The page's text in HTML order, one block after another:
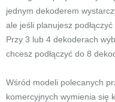
jednym dekoderem
ale jeśli planujesz
Przy 3 lub 4 dekoderach
chcesz podłączyć do 8
Wśród modeli polecanych
komercyjnych wymienia się